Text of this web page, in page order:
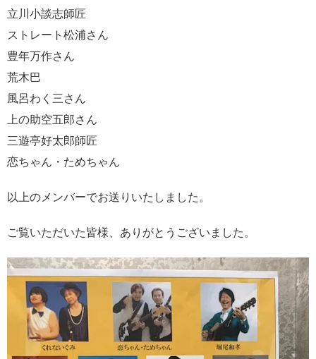
立川小談志師匠
ストレート松浦さん
豊年万作さん
荒木巴
風呂わく三さん
上の助空五郎さん
三遊亭好太郎師匠
恋ちゃん・ためちゃん
以上のメンバーでお送りいたしました。
ご覧いただいた皆様、ありがとうございました。